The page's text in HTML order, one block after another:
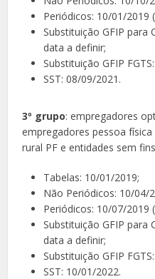
Periódicos: 10/01/2019
Substituição GFIP para
data a definir;
Substituição GFIP
SST: 08/09/2021.
3º grupo: empregadores
empregadores pessoa
rural PF e entidades sem
Tabelas: 10/01/2019;
Não Periódicos: 10/04/
Periódicos: 10/07/2019
Substituição GFIP para
data a definir;
Substituição GFIP
SST: 10/01/2022.